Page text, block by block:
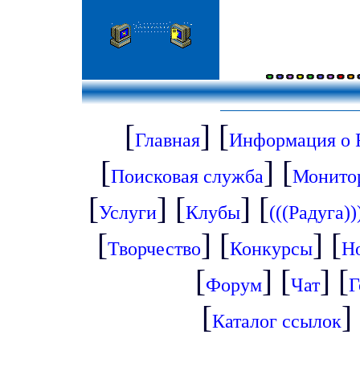
[Главная] [Информация о
[Поисковая служба] [
[Услуги] [Клубы] [
[Творчество] [Конкурсы] [
[Форум] [Чат] [
[Каталог ссылок]